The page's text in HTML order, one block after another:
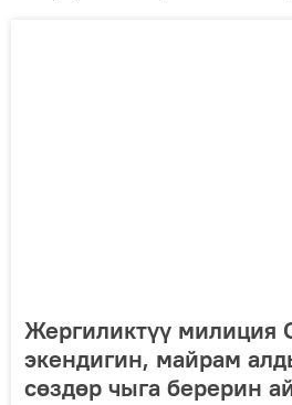
Жергиликтүү милиция
экендигин, майрам
сөздөр чыга берерин